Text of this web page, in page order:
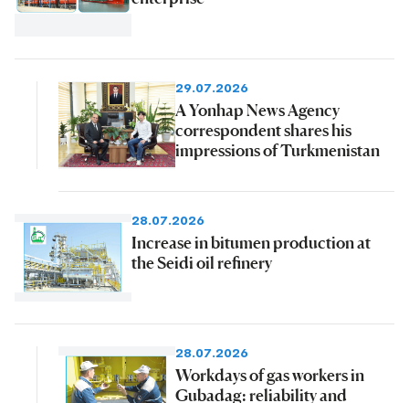
29.07.2026
A Yonhap News Agency
correspondent shares his
impressions of Turkmenistan
28.07.2026
Increase in bitumen production at
the Seidi oil refinery
28.07.2026
Workdays of gas workers in
Gubadag: reliability and